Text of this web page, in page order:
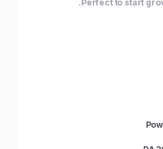
Perfect to start